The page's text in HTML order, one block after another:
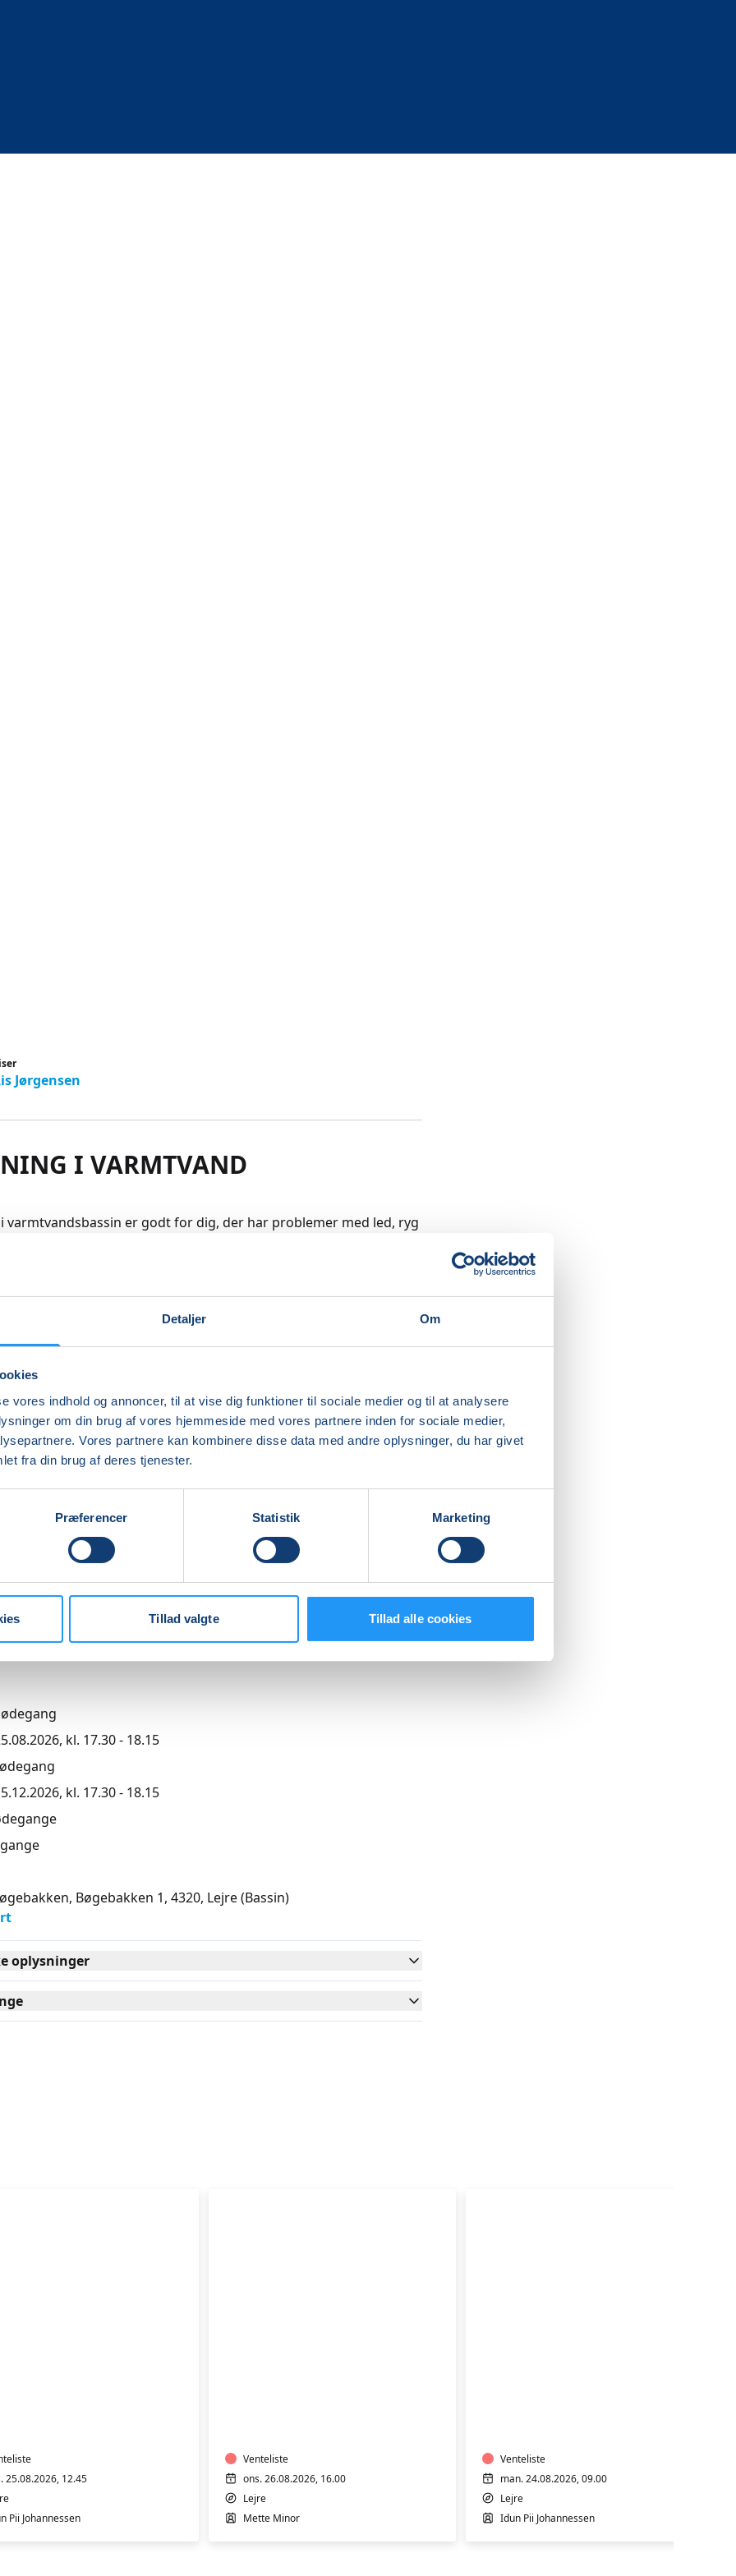
Detaljer Om
vores indhold og annoncer, til at vise dig funktioner til sociale medier og til at analysere
om din brug af vores hjemmeside med vores partnere inden for sociale medier,
Vores partnere kan kombinere disse data med andre oplysninger, du har givet
fra din brug af deres tjenester.
Præferencer Statistik Marketing
Tillad valgte Tillad alle cookies
Jørgensen
I VARMTVAND
varmtvandsbassin er godt for dig, der har problemer med led, ryg
skal kunne klare dig selv med bad og omklædning (eller selv have
med).
Indlæser frie pladser...
undervisning
kl. 17.30 - 18.15
kl. 17.30 - 18.15
Bøgebakken 1, 4320, Lejre(Bassin)
oplysninger
25.08.2026, 12.45
Pii Johannessen
Venteliste
ons. 26.08.2026, 16.00
Lejre
Mette Minor
Venteliste
man. 24.08.2026, 09.00
Lejre
Idun Pii Johannessen